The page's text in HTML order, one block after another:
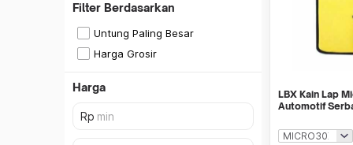
Filter Berdasarkan
Untung Paling Besar
Harga Grosir
Harga
LBX Kain Lap
Automotif